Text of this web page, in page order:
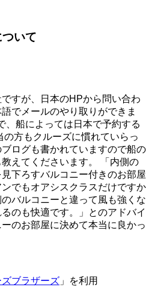
いて
すが、日本のHPから問い合わ
でメールのやり取りができま
、船によっては日本で予約する
方もクルーズに慣れていらっ
ログも書かれていますので船の
えてくださいます。 「内側の
下ろすバルコニー付きのお部屋
でもオアシスクラスだけですか
バルコニーと違って風も強くな
のも快適です。」とのアドバイ
のお部屋に決めて本当に良かっ
ズブラザーズ 」を利用